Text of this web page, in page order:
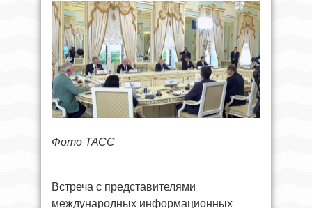
Фото ТАСС
Встреча с представителями
международных информационных